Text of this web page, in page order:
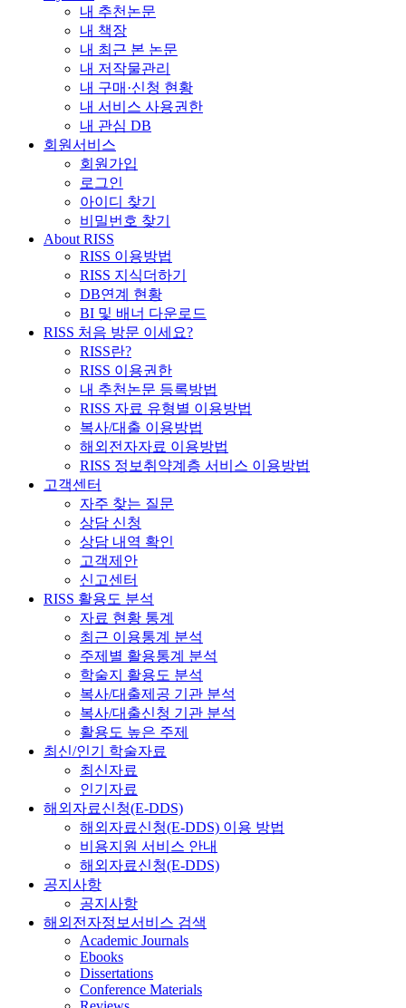
내 추천논문
내 책장
내 최근 본 논문
내 저작물관리
내 구매·신청 현황
내 서비스 사용권한
내 관심 DB
회원서비스
회원가입
로그인
아이디 찾기
비밀번호 찾기
About RISS
RISS 이용방법
RISS 지식더하기
DB연계 현황
BI 및 배너 다운로드
RISS 처음 방문 이세요?
RISS란?
RISS 이용권한
내 추천논문 등록방법
RISS 자료 유형별 이용방법
복사/대출 이용방법
해외전자자료 이용방법
RISS 정보취약계층 서비스 이용방법
고객센터
자주 찾는 질문
상담 신청
상담 내역 확인
고객제안
신고센터
RISS 활용도 분석
자료 현황 통계
최근 이용통계 분석
주제별 활용통계 분석
학술지 활용도 분석
복사/대출제공 기관 분석
복사/대출신청 기관 분석
활용도 높은 주제
최신/인기 학술자료
최신자료
인기자료
해외자료신청(E-DDS)
해외자료신청(E-DDS) 이용 방법
비용지원 서비스 안내
해외자료신청(E-DDS)
공지사항
공지사항
해외전자정보서비스 검색
Academic Journals
Ebooks
Dissertations
Conference Materials